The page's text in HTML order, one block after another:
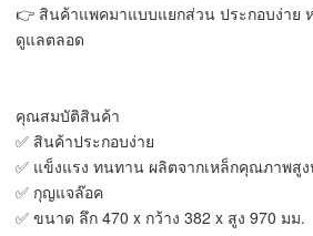
👉 สินค้าแพคมาแบบแยกส่วน ประกอบง่าย
ดูแลตลอด
คุณสมบัติสินค้า
✅ สินค้าประกอบง่าย
✅ แข็งแรง ทนทาน ผลิตจากเหล็กคุณภาพสู
✅ กุญแจล๊อค
✅ ขนาด ลึก 470 x กว้าง 382 x สูง 970 มม.